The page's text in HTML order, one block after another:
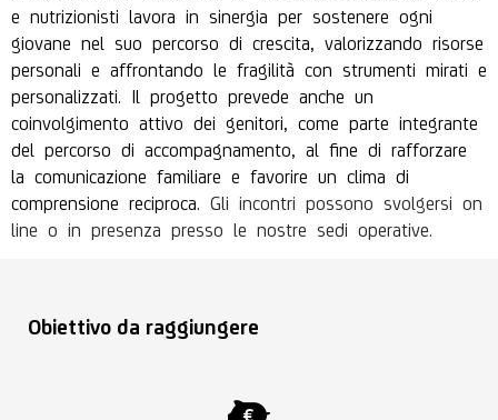
e nutrizionisti lavora in sinergia per sostenere ogni
giovane nel suo percorso di crescita, valorizzando risorse
personali e affrontando le fragilità con strumenti mirati e
personalizzati. Il progetto prevede anche un
coinvolgimento attivo dei genitori, come parte integrante
del percorso di accompagnamento, al fine di rafforzare
la comunicazione familiare e favorire un clima di
comprensione reciproca.
Gli incontri possono svolgersi on
line o in presenza presso le nostre sedi operative.
Obiettivo da raggiungere